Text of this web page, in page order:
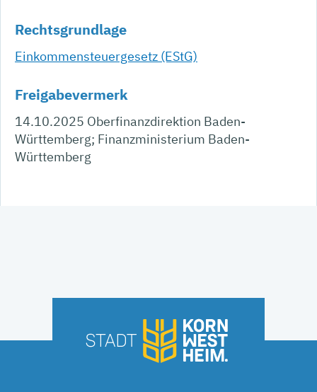
Rechtsgrundlage
Einkommensteuergesetz (EStG)
Freigabevermerk
14.10.2025 Oberfinanzdirektion Baden-
Württemberg; Finanzministerium Baden-
Württemberg